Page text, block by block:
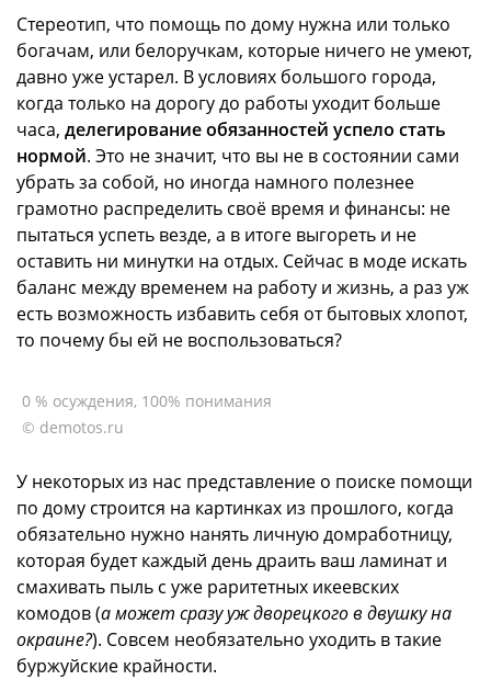
Стереотип, что помощь по дому нужна или только
богачам, или белоручкам, которые ничего не умеют,
давно уже устарел. В условиях большого города,
когда только на дорогу до работы уходит больше
часа, делегирование обязанностей успело стать
нормой. Это не значит, что вы не в состоянии сами
убрать за собой, но иногда намного полезнее
грамотно распределить своё время и финансы: не
пытаться успеть везде, а в итоге выгореть и не
оставить ни минутки на отдых. Сейчас в моде искать
баланс между временем на работу и жизнь, а раз уж
есть возможность избавить себя от бытовых хлопот,
то почему бы ей не воспользоваться?
0 % осуждения, 100% понимания
© demotos.ru
У некоторых из нас представление о поиске помощи
по дому строится на картинках из прошлого, когда
обязательно нужно нанять личную домработницу,
которая будет каждый день драить ваш ламинат и
смахивать пыль с уже раритетных икеевских
комодов (а может сразу уж дворецкого в двушку на
окраине?). Совсем необязательно уходить в такие
буржуйские крайности.